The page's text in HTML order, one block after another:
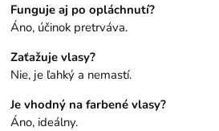
Funguje aj po opláchnutí?
Áno, účinok pretrváva.
Zaťažuje vlasy?
Nie, je ľahký a nemastí.
Je vhodný na farbené vlasy?
Áno, ideálny.